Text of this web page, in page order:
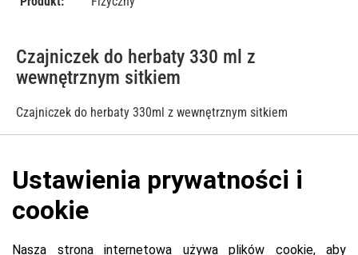
Czajniczek do herbaty 330 ml z
wewnętrznym sitkiem
Czajniczek do herbaty 330ml z wewnętrznym sitkiem
Platforma
Informacje o platformie
Regulamin dla kupujących
Polityka prywatności platformy